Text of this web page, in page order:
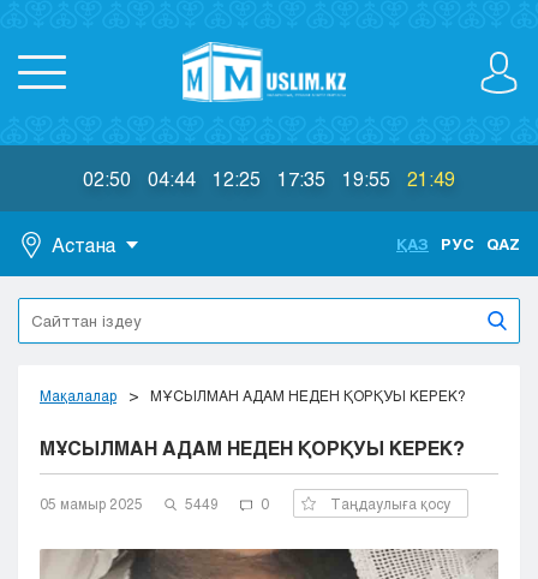
02:50 04:44 12:25 17:35 19:55 21:49
Астана
Астана
Алматы
Актобе
Жезказган
Караганда
Кокшетау
Кызылорда
ҚАЗ РУС QAZ
Мақалалар МҰСЫЛМАН АДАМ НЕДЕН ҚОРҚУЫ КЕРЕК?
МҰСЫЛМАН АДАМ НЕДЕН ҚОРҚУЫ КЕРЕК?
05 мамыр 2025 5449 0 Таңдаулыға қосу